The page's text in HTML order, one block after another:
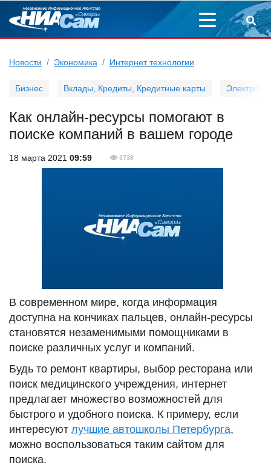
Новости Экономика Интернет технологии
Бизнес Вклады, Кредиты, Кредитные карты
Как онлайн-ресурсы помогают в
поиске компаний в вашем городе
18 марта 2021 09:59 3738
В современном мире, когда информация
доступна на кончиках пальцев, онлайн-ресурсы
становятся незаменимыми помощниками в
поиске различных услуг и компаний.
Будь то ремонт квартиры, выбор ресторана или
поиск медицинского учреждения, интернет
предлагает множество возможностей для
быстрого и удобного поиска. К примеру, если
интересуют лучшие автошколы Петербурга,
можно воспользоваться таким сайтом для
поиска.